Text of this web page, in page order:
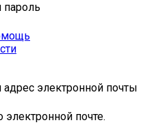
электронной почты
почте.